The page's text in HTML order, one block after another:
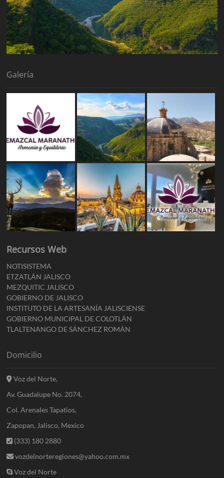
Galería
Recursos Web
NOTISISTEMA
ETZATLÁN JALISCO
MEZQUITIC JALISCO
GOBIERNO DE JALISCO
INSTITUTO DE LA ARTESANÍA JALISCIENSE
GOBIERNO MUNICIPAL DE COLOTLÁN
TLALTENANGO DE SÁNCHEZ ROMÁN
Domicilio
Voz del Norte,
Av. Guadalupe No. 2074,
Col. Arenales Tapatios,
Zapopan, Jalisco, Mexico
(333) 180 2880
vozdelnorteregiones@yahoo.com.mx
Voz del Norte